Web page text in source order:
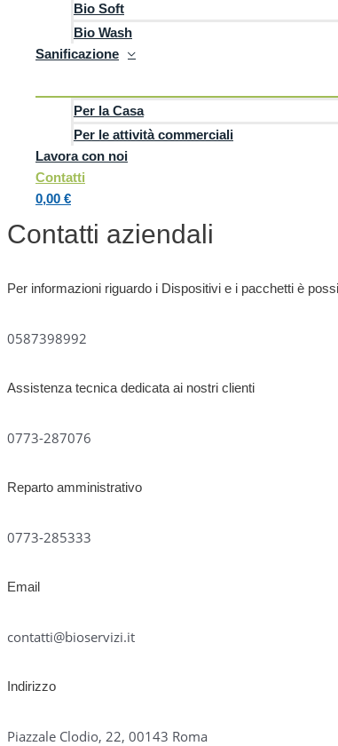
Bio Soft
Bio Wash
Sanificazione
Per la Casa
Per le attività commerciali
Lavora con noi
Contatti
0,00 €
Autorizzo il trattamento dei miei dati personali e
Desidero ricevere informazioni commerciali.
Contatti aziendali
Per informazioni riguardo i Dispositivi e i pacchetti è
0587398992
Assistenza tecnica dedicata ai nostri clienti
0773-287076
Reparto amministrativo
0773-285333
Email
contatti@bioservizi.it
Indirizzo
Piazzale Clodio, 22, 00143 Roma